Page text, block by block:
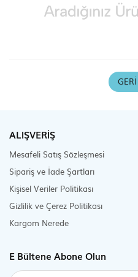
Scooter Çeşitleri
ALIŞVERİŞ
Mesafeli Satış Sözleşmesi
Sipariş ve İade Şartları
Kişisel Veriler Politikası
Gizlilik ve Çerez Politikası
Kargom Nerede
E Bültene Abone Olun